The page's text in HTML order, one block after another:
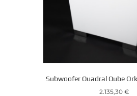
Subwoofer Quadral Qube
2.135,30 €